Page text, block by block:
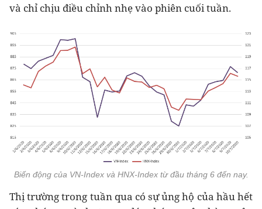
và chỉ chịu điều chỉnh nhẹ vào phiên cuối tuần.
Biến động của VN-Index và HNX-Index từ đầu tháng 6 đến nay.
Thị trường trong tuần qua có sự ủng hộ của hầu hết